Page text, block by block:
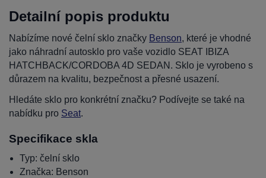
Detailní popis produktu
Nabízíme nové čelní sklo značky Benson, které je vhodné
jako náhradní autosklo pro vaše vozidlo SEAT IBIZA
HATCHBACK/CORDOBA 4D SEDAN. Sklo je vyrobeno s
důrazem na kvalitu, bezpečnost a přesné usazení.
Hledáte sklo pro konkrétní značku? Podívejte se také na
nabídku pro Seat.
Specifikace skla
Typ: čelní sklo
Značka: Benson